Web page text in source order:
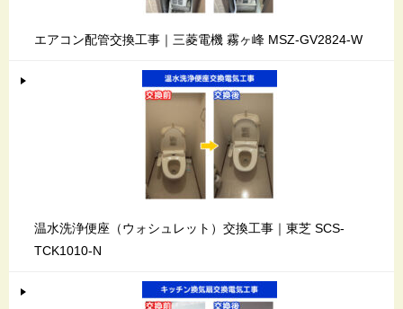
エアコン配管交換工事｜三菱電機 霧ヶ峰 MSZ-GV2824-W
温水洗浄便座（ウォシュレット）交換工事｜東芝 SCS-
TCK1010-N